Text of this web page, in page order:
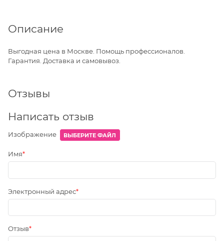
Описание
Выгодная цена в Москве. Помощь профессионалов.
Гарантия. Доставка и самовывоз.
Отзывы
Написать отзыв
Изображение ВЫБЕРИТЕ ФАЙЛ
Имя
Электронный адрес
Отзыв